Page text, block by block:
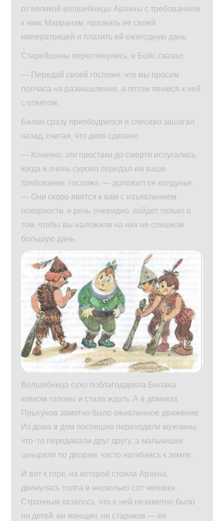
от великой волшебницы Арахны с требованием
к ним, Марранам, признать ее своей
императрицей и платить ей ежегодную дань.
Старейшины переглянулись, и Бойс сказал:
— Передай своей госпоже, что мы просим
полчаса на размышление, а потом явимся к ней
с ответом.
Билан сразу приободрился и спесиво зашагал
назад, считая, что дело сделано.
— Конечно, эти простаки до смерти испугались,
когда я очень сурово передал им ваше
требование, госпожа, — доложил он колдунье.
— Они скоро явятся к вам с изъявлением
покорности, и речь, очевидно, пойдет только о
том, чтобы вы наложили на них не слишком
большую дань.
Волшебница сухо поблагодарила Билана
кивком головы и стала ждать. А в домиках
Прыгунов заметно было оживленное движение.
Из дома в дом поспешно переходили мужчины,
что-то передавали друг другу, а мальчишки
шныряли по дворам, часто нагибаясь к земле.
И вот к горе, на которой стояла Арахна,
двинулась толпа в несколько сот человек.
Странным казалось, что в ней незаметно было
ни детей, ни женщин, ни стариков — ее